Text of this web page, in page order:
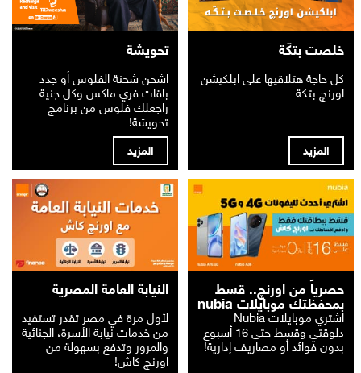
خلصت بتكّة
كل حاجة هتلاقيها على ابلكيشن
اورنچ بتكة
المزيد
تحويشة
اشحن شحنة الفلوس أو جدد
باقات فري ماكس وكل جنية
راجعلك فلوس من برنامج
تحويشة!
المزيد
حصرياً من اورنچ.. قسط
بمحفظتك موبايلات nubia
اشتري موبايلات Nubia
دلوقتي وقسط حتى 16 أسبوع
بدون فوائد أو مصاريف إدارية!
النيابة العامة المصرية
لأول مرة في مصر تقدر تستفيد
من خدمات نيابة الأسرة، الجنائية
والمرور وتدفع بسهولة من
اورنچ كاش!